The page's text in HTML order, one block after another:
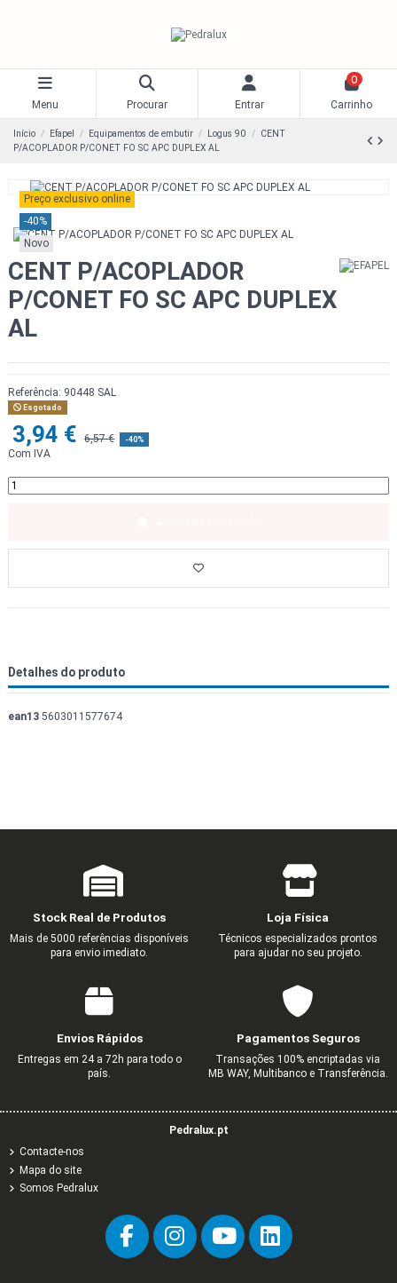
Menu Procurar Entrar
0
Carrinho
Início Efapel Equipamentos de embutir Logus 90
CENT
P/ACOPLADOR P/CONET FO SC APC DUPLEX AL
Preço exclusivo online
-40%
Novo
CENT P/ACOPLADOR
P/CONET FO SC APC DUPLEX
AL
Referência: 90448 SAL
Esgotado
3,94 € 6,57 € -40%
Com IVA
Detalhes do produto
ean13 5603011577674
Stock Real de Produtos
Mais de 5000 referências disponíveis
para envio imediato.
Loja Física
Técnicos especializados prontos
para ajudar no seu projeto.
Envios Rápidos
Entregas em 24 a 72h para todo o
país.
Pagamentos Seguros
Transações 100% encriptadas via
MB WAY, Multibanco e Transferência.
Pedralux.pt
Contacte-nos
Mapa do site
Somos Pedralux